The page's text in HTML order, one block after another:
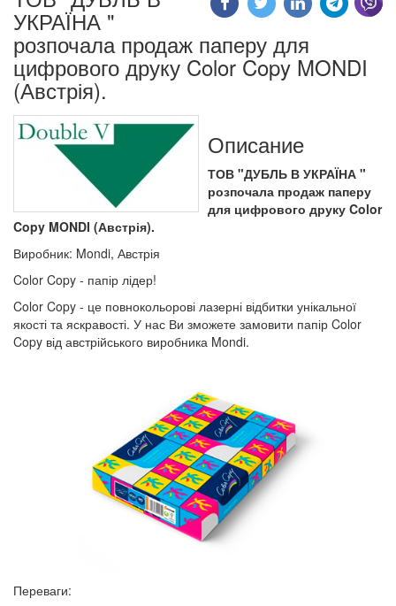
УКРАЇНА "
розпочала продаж паперу для
цифрового друку Color Copy MONDI
(Австрія).
Описание
ТОВ "ДУБЛЬ В УКРАЇНА "
розпочала продаж паперу
для цифрового друку Color
Copy MONDI (Австрія).
Виробник: Mondi, Австрія
Color Copy - папір лідер!
Color Copy - це повнокольорові лазерні відбитки унікальної
якості та яскравості. У нас Ви зможете замовити папір Color
Copy від австрійського виробника Mondi.
Переваги: